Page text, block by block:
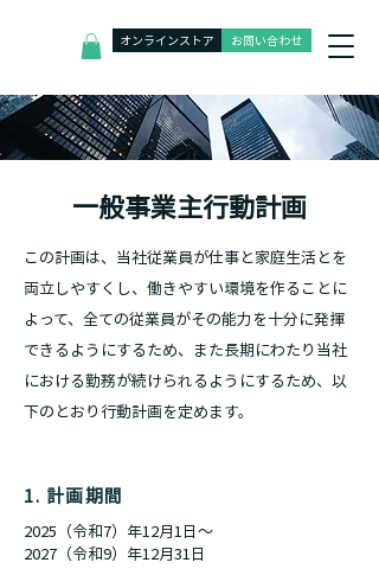
オンラインストア お問い合わせ
一般事業主行動計画
この計画は、当社従業員が仕事と家庭生活とを
両立しやすくし、働きやすい環境を作ることに
よって、全ての従業員がその能力を十分に発揮
できるようにするため、また⻑期にわたり当社
における勤務が続けられるようにするため、以
下のとおり行動計画を定めます。
1. 計画期間
2025（令和7）年12⽉1⽇〜
2027（令和9）年12⽉31⽇